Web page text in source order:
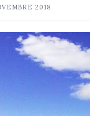
2018